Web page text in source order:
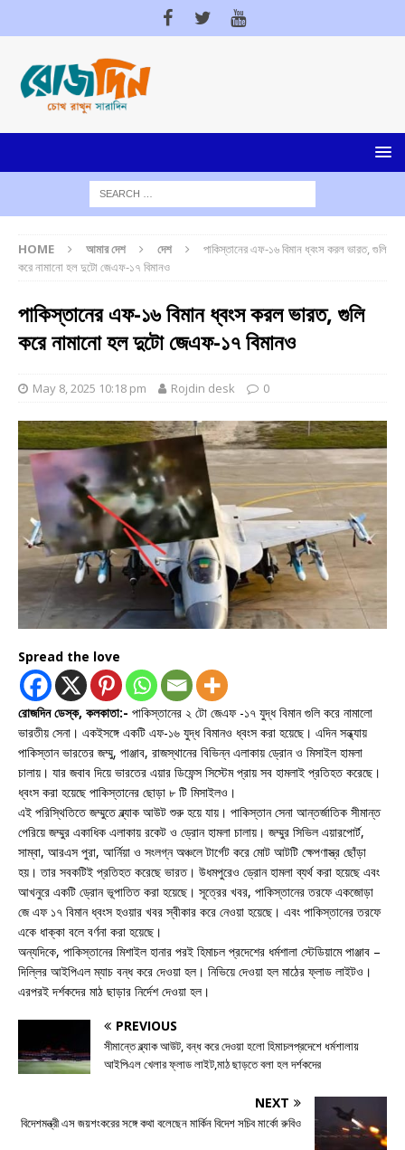
HOME আমার দেশ দেশ
পাকিস্তানের এফ-১৬ বিমান ধ্বংস করল ভারত, গুলি
করে নামানো হল দুটো জেএফ-১৭ বিমানও
পাকিস্তানের এফ-১৬ বিমান ধ্বংস করল ভারত, গুলি
করে নামানো হল দুটো জেএফ-১৭ বিমানও
May 8, 2025 10:18 pm Rojdin desk 0
Spread the love
রোজদিন ডেস্ক, কলকাতা:- পাকিস্তানের ২ টো জেএফ -১৭ যুদ্ধ বিমান গুলি করে নামালো
ভারতীয় সেনা। একইসঙ্গে একটি এফ-১৬ যুদ্ধ বিমানও ধ্বংস করা হয়েছে। এদিন সন্ধ্যায়
পাকিস্তান ভারতের জম্মু, পাঞ্জাব, রাজস্থানের বিভিন্ন এলাকায় ড্রোন ও মিসাইল হামলা
চালায়। যার জবাব দিয়ে ভারতের এয়ার ডিফেন্স সিস্টেম প্রায় সব হামলাই প্রতিহত করেছে।
ধ্বংস করা হয়েছে পাকিস্তানের ছোড়া ৮ টি মিসাইলও।
এই পরিস্থিতিতে জম্মুতে ব্ল্যাক আউট শুরু হয়ে যায়। পাকিস্তান সেনা আন্তর্জাতিক সীমান্ত
পেরিয়ে জম্মুর একাধিক এলাকায় রকেট ও ড্রোন হামলা চালায়। জম্মুর সিভিল এয়ারপোর্ট,
সাম্বা, আরএস পুরা, আর্নিয়া ও সংলগ্ন অঞ্চলে টার্গেট করে মোট আটটি ক্ষেপণাস্ত্র ছোঁড়া
হয়। তার সবকটিই প্রতিহত করেছে ভারত। উধমপুরেও ড্রোন হামলা ব্যর্থ করা হয়েছে এবং
আখনুরে একটি ড্রোন ভূপাতিত করা হয়েছে। সূত্রের খবর, পাকিস্তানের তরফে একজোড়া
জে এফ ১৭ বিমান ধ্বংস হওয়ার খবর স্বীকার করে নেওয়া হয়েছে। এবং পাকিস্তানের তরফে
একে ধাক্কা বলে বর্ণনা করা হয়েছে।
অন্যদিকে, পাকিস্তানের মিশাইল হানার পরই হিমাচল প্রদেশের ধর্মশালা স্টেডিয়ামে পাঞ্জাব –
দিল্লির আইপিএল ম্যাচ বন্ধ করে দেওয়া হল। নিভিয়ে দেওয়া হল মাঠের ফ্লাড লাইটও।
এরপরই দর্শকদের মাঠ ছাড়ার নির্দেশ দেওয়া হল।
PREVIOUS
সীমান্তে ব্ল্যাক আউট, বন্ধ করে দেওয়া হলো হিমাচলপ্রদেশে ধর্মশালায়
আইপিএল খেলার ফ্লাড লাইট,মাঠ ছাড়তে বলা হল দর্শকদের
NEXT
বিদেশমন্ত্রী এস জয়শংকরের সঙ্গে কথা বলেছেন মার্কিন বিদেশ সচিব মার্কো রুবিও